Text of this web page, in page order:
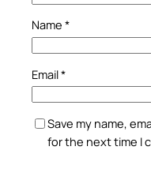
Name *
Email*
Save my name,
for the next time I